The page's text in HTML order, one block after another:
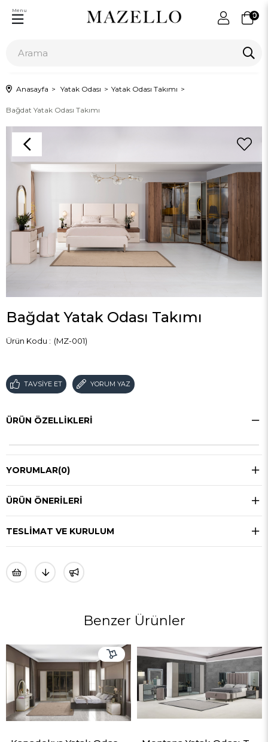
0
Menu
Anasayfa Yatak Odası Yatak Odası Takımı
Bağdat Yatak Odası Takımı
Bağdat Yatak Odası Takımı
(MZ-001)
TAVSIYE ET YORUM YAZ
ÜRÜN ÖZELLIKLERI
YORUMLAR(0)
ÜRÜN ÖNERILERI
TESLIMAT VE KURULUM
Benzer Ürünler